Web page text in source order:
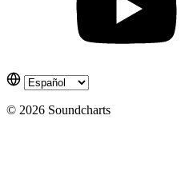
© 2026 Soundcharts